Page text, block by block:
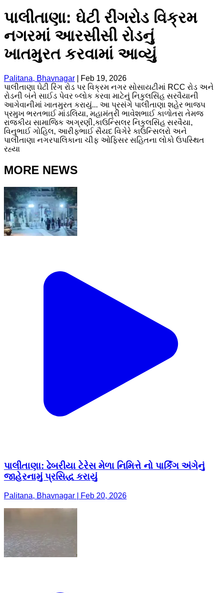
પાલીતાણા: ઘેટી રીંગરોડ વિક્રમ
નગરમાં આરસીસી રોડનું
ખાતમુરત કરવામાં આવ્યું
Palitana, Bhavnagar
Feb 19, 2026
પાલીતાણા ઘેટી રિંગ રોડ પર વિક્રમ નગર સોસાયટીમાં RCC રોડ અને
રોડની બંને સાઈડ પેવર બ્લોક કરવા માટેનું નિકુલસિંહ સરવૈયાની
આગેવાનીમાં ખાતમુરત કરાયું... આ પ્રસંગે પાલીતાણા શહેર ભાજપ
પ્રમુખ ભરતભાઈ માંડલિયા, મહામંત્રી ભાવેશભાઈ કાળોતરા તેમજ
રાજકીય સામાજિક અગ્રણી,કાઉન્સિલર નિકુલસિંહ સરવૈયા,
વિનુભાઈ ગોહિલ, આરીફભાઈ સૈયદ વિગેરે કાઉન્સિલરો અને
પાલીતાણા નગરપાલિકાના ચીફ ઓફિસર સહિતના લોકો ઉપસ્થિત
રહ્યા
MORE NEWS
પાલીતાણા: ઢેબરીયા ટેરેસ મેળા નિમિત્તે નો પાર્કિંગ અંગેનું
જાહેરનામું પ્રસિદ્ધ કરાયું
Palitana, Bhavnagar | Feb 20, 2026